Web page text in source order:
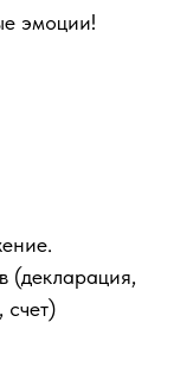
эмоции!
(декларация,
счет)